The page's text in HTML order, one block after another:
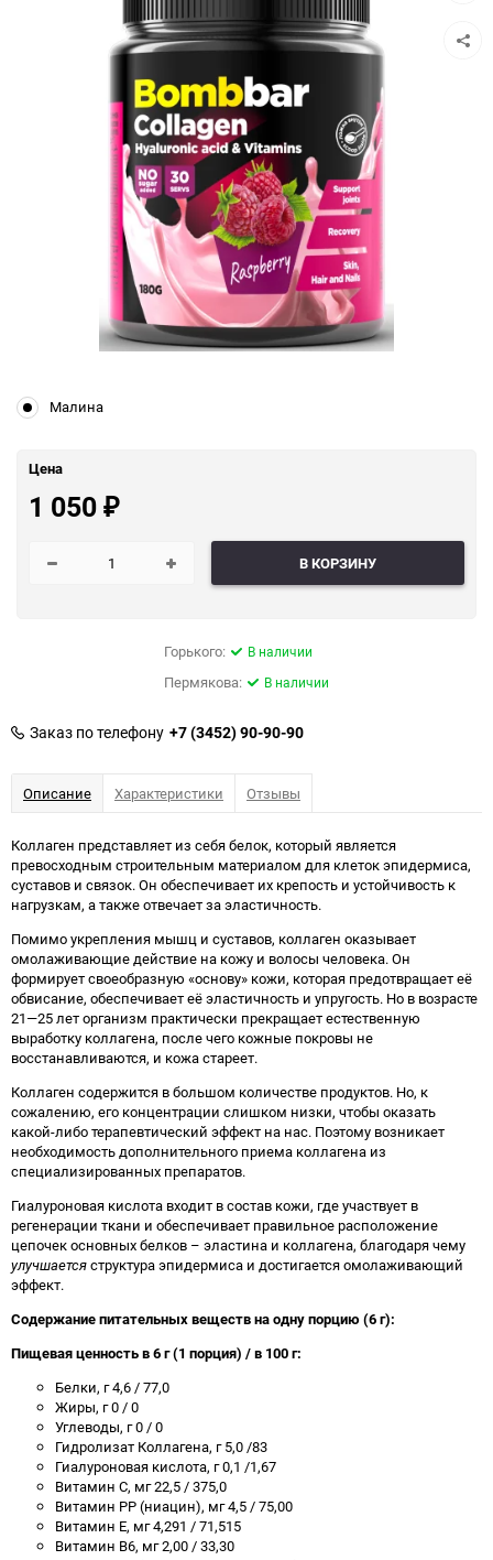
Малина
Цена
1 050 ₽
В КОРЗИНУ
Горького: В наличии
Пермякова: В наличии
Заказ по телефону +7 (3452) 90-90-90
Описание Характеристики Отзывы
Коллаген представляет из себя белок, который является
превосходным строительным материалом для клеток эпидермиса,
суставов и связок. Он обеспечивает их крепость и устойчивость к
нагрузкам, а также отвечает за эластичность.
Помимо укрепления мышц и суставов, коллаген оказывает
омолаживающие действие на кожу и волосы человека. Он
формирует своеобразную «основу» кожи, которая предотвращает её
обвисание, обеспечивает её эластичность и упругость. Но в возрасте
21—25 лет организм практически прекращает естественную
выработку коллагена, после чего кожные покровы не
восстанавливаются, и кожа стареет.
Коллаген содержится в большом количестве продуктов. Но, к
сожалению, его концентрации слишком низки, чтобы оказать
какой-либо терапевтический эффект на нас. Поэтому возникает
необходимость дополнительного приема коллагена из
специализированных препаратов.
Гиалуроновая кислота входит в состав кожи, где участвует в
регенерации ткани и обеспечивает правильное расположение
цепочек основных белков – эластина и коллагена, благодаря чему
улучшаетсяструктура эпидермиса и достигается омолаживающий
эффект.
Содержание питательных веществ на одну порцию (6 г):
Пищевая ценность в 6 г (1 порция) / в 100 г:
Белки, г 4,6 / 77,0
Жиры, г 0 / 0
Углеводы, г 0 / 0
Гидролизат Коллагена, г 5,0 /83
Гиалуроновая кислота, г 0,1 /1,67
Витамин С, мг 22,5 / 375,0
Витамин РР (ниацин), мг 4,5 / 75,00
Витамин Е, мг 4,291 / 71,515
Витамин В6, мг 2,00 / 33,30